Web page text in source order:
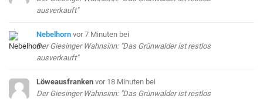
ausverkauft"
Nebelhorn vor 7 Minuten bei
Der Giesinger Wahnsinn: "Das Grünwalder ist restlos
ausverkauft"
Löweausfranken vor 18 Minuten bei
Der Giesinger Wahnsinn: "Das Grünwalder ist restlos